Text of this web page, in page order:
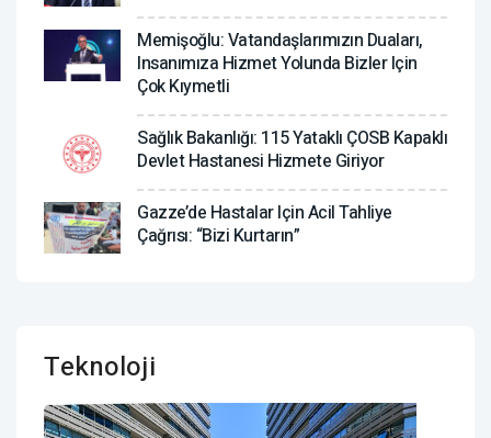
Memişoğlu: Vatandaşlarımızın Duaları,
Insanımıza Hizmet Yolunda Bizler Için
Çok Kıymetli
Sağlık Bakanlığı: 115 Yataklı ÇOSB Kapaklı
Devlet Hastanesi Hizmete Giriyor
Gazze’de Hastalar Için Acil Tahliye
Çağrısı: “Bizi Kurtarın”
Teknoloji